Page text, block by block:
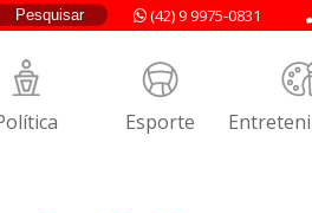
(42) 9 9975-0831
Esporte